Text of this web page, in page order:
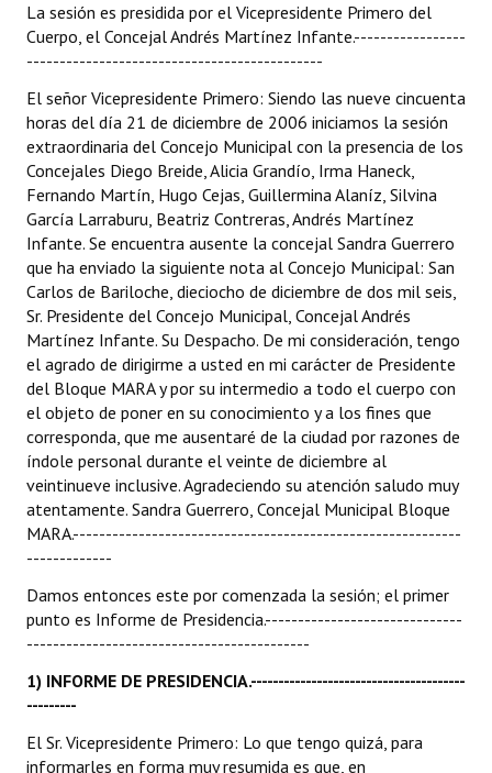
DOCUMENTOS
Informes de Gestión
Proyectos Presentados
Dictámenes Asesoría Letrada
Actas de Sesión
Informes de Unidad Coordinadora
Ejecución Presupuestaria
Actas de Audiencias Públicas
NORMATIVA
Comunicaciones
Declaraciones
Resoluciones
INSTITUCIONAL
Registros y Distinciones
La sesión es presidida por el Vicepresidente Primero del
Cuerpo, el Concejal Andrés Martínez Infante.-----------------
---------------------------------------------
El señor Vicepresidente Primero: Siendo las nueve cincuenta
horas del día 21 de diciembre de 2006 iniciamos la sesión
extraordinaria del Concejo Municipal con la presencia de los
Concejales Diego Breide, Alicia Grandío, Irma Haneck,
Fernando Martín, Hugo Cejas, Guillermina Alaníz, Silvina
García Larraburu, Beatriz Contreras, Andrés Martínez
Infante. Se encuentra ausente la concejal Sandra Guerrero
que ha enviado la siguiente nota al Concejo Municipal: San
Carlos de Bariloche, dieciocho de diciembre de dos mil seis,
Sr. Presidente del Concejo Municipal, Concejal Andrés
Martínez Infante. Su Despacho. De mi consideración, tengo
el agrado de dirigirme a usted en mi carácter de Presidente
del Bloque MARA y por su intermedio a todo el cuerpo con
el objeto de poner en su conocimiento y a los fines que
corresponda, que me ausentaré de la ciudad por razones de
índole personal durante el veinte de diciembre al
veintinueve inclusive. Agradeciendo su atención saludo muy
atentamente. Sandra Guerrero, Concejal Municipal Bloque
MARA.-----------------------------------------------------------
-------------
Damos entonces este por comenzada la sesión; el primer
punto es Informe de Presidencia.------------------------------
-------------------------------------------
1) INFORME DE PRESIDENCIA.---------------------------------------
---------
El Sr. Vicepresidente Primero: Lo que tengo quizá, para
informarles en forma muy resumida es que, en